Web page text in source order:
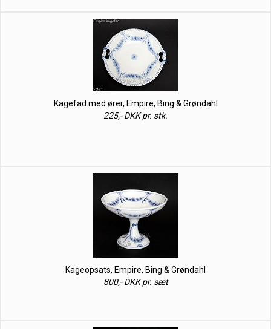
Kagefad med ører, Empire, Bing & Grøndahl
225,- DKK pr. stk.
Kageopsats, Empire, Bing & Grøndahl
800,- DKK pr. sæt